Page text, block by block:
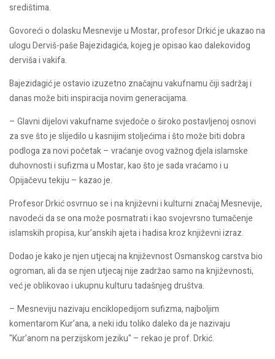
središtima.
Govoreći o dolasku Mesnevije u Mostar, profesor Drkić je ukazao na
ulogu Derviš-paše Bajezidagića, kojeg je opisao kao dalekovidog
derviša i vakifa.
Bajezidagić je ostavio izuzetno značajnu vakufnamu čiji sadržaj i
danas može biti inspiracija novim generacijama.
– Glavni dijelovi vakufname svjedoče o široko postavljenoj osnovi
za sve što je slijedilo u kasnijim stoljećima i što može biti dobra
podloga za novi početak – vraćanje ovog važnog djela islamske
duhovnosti i sufizma u Mostar, kao što je sada vraćamo i u
Opijačevu tekiju – kazao je.
Profesor Drkić osvrnuo se i na književni i kulturni značaj Mesnevije,
navodeći da se ona može posmatrati i kao svojevrsno tumačenje
islamskih propisa, kur’anskih ajeta i hadisa kroz književni izraz.
Dodao je kako je njen utjecaj na književnost Osmanskog carstva bio
ogroman, ali da se njen utjecaj nije zadržao samo na književnosti,
već je oblikovao i ukupnu kulturu tadašnjeg društva.
– Mesneviju nazivaju enciklopedijom sufizma, najboljim
komentarom Kur’ana, a neki idu toliko daleko da je nazivaju
"Kur’anom na perzijskom jeziku" – rekao je prof. Drkić.